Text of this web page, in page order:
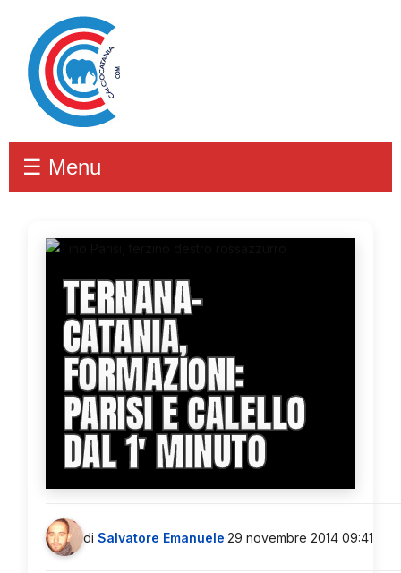
☰ Menu
TERNANA-
CATANIA,
FORMAZIONI:
PARISI E CALELLO
DAL 1' MINUTO
di Salvatore Emanuele·29 novembre 2014 09:41